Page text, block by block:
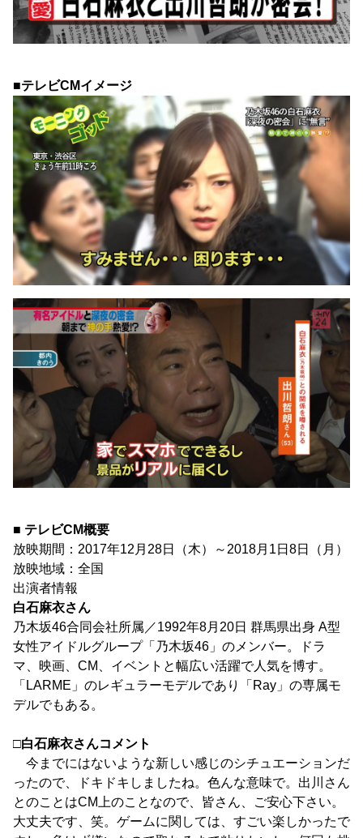
■テレビCMイメージ
■ テレビCM概要
放映期間：2017年12月28日（木）～2018月1日8日（月）
放映地域：全国
出演者情報
白石麻衣さん
乃木坂46合同会社所属／1992年8月20日 群馬県出身 A型
女性アイドルグループ「乃木坂46」のメンバー。ドラ
マ、映画、CM、イベントと幅広い活躍で人気を博す。
「LARME」のレギュラーモデルであり「Ray」の専属モ
デルでもある。
□白石麻衣さんコメント
今までにはないような新しい感じのシチュエーションだ
ったので、ドキドキしましたね。色んな意味で。出川さん
とのことはCM上のことなので、皆さん、ご安心下さい。
大丈夫です、笑。ゲームに関しては、すごい楽しかったで